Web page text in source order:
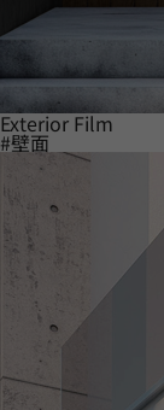
Exterior Film
#壁面